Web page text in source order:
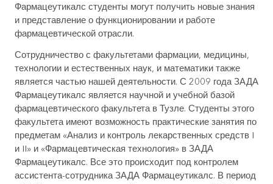
Фармацеутикалс студенты могут получить новые знания
и представление о функционировании и работе
фармацевтической отрасли.
Сотрудничество с факультетами фармации, медицины,
технологии и естественных наук, и математики также
является частью нашей деятельности. С 2009 года ЗАДА
Фармацеутикалс является научной и учебной базой
фармацевтического факультета в Тузле. Студенты этого
факультета имеют возможность практические занятия по
предметам «Анализ и контроль лекарственных средств I
и II» и «Фармацевтическая технология» в ЗАДА
Фармацеутикалс. Все это происходит под контролем
ассистента-сотрудника ЗАДА Фармацеутикалс. В период